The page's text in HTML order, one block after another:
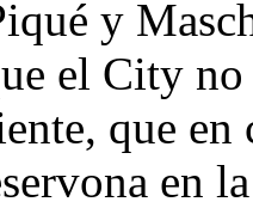
y
el City
que en
en